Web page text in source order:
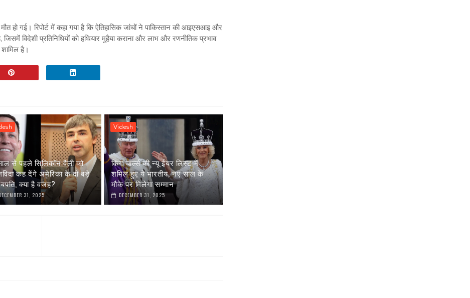
हो गई। रिपोर्ट में कहा गया है कि ऐतिहासिक जांचों ने पाकिस्तान की आइएसआइ और
विदेशी प्रतिनिधियों को हथियार मुहैया कराना और लाभ और रणनीतिक प्रभाव
है।
से पहले सिलिकॉन वैली को
कह देंगे अमेरिका के दो बड़े
क्या है वजह?
31, 2025
Videsh
किंग चार्ल्स की न्यू ईयर लिस्ट में
शमिल हुए ये भारतीय, नए साल के
मौके पर मिलेगा सम्मान
DECEMBER 31, 2025